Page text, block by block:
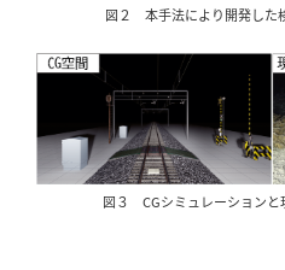
図２ 本手法により開発した
図３ CGシミュレーションと